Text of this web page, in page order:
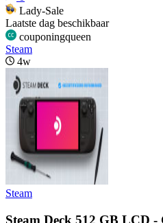
Lady-Sale
Laatste dag beschikbaar
couponingqueen
Steam
4w
Steam
Steam Deck 512 GB LCD -